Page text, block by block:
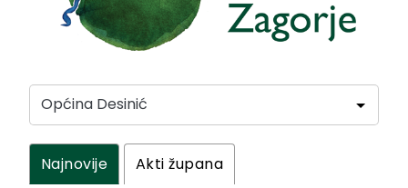
Najnovije Akti župana